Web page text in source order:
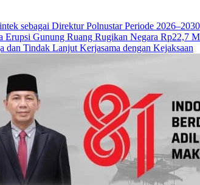
sebagai Direktur Polnustar Periode 2026–2030
Erupsi Gunung Ruang Rugikan Negara Rp22,7
dan Tindak Lanjut Kerjasama dengan Kejaksaan